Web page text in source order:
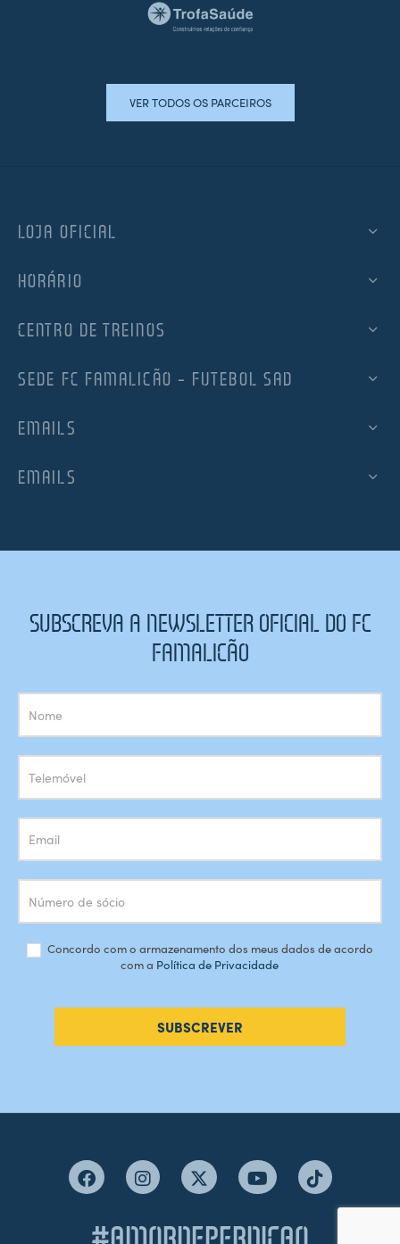
VER TODOS OS PARCEIROS
LOJA OFICIAL
HORÁRIO
CENTRO DE TREINOS
SEDE FC FAMALICÃO – FUTEBOL SAD
EMAILS
EMAILS
SUBSCREVA A NEWSLETTER OFICIAL DO FC
FAMALICÃO
Subscrição
Newsletter
Concordo com o armazenamento dos meus dados de acordo
com a Política de Privacidade
SUBSCREVER